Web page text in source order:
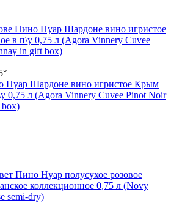
Нуар Шардоне вино игристое Крым
0,75 л (Agora Vinnery Cuvee Pinot Noir
box)